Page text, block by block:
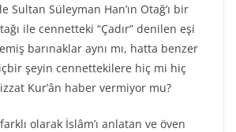
Sultan Süleyman Han’ın Otağ’ı bir
ile cennetteki “Çadır” denilen eşi
barınaklar aynı mı, hatta benzer
şeyin cennettekilere hiç mi hiç
Kur’ân haber vermiyor mu?
olarak İslâm’ı anlatan ve öven